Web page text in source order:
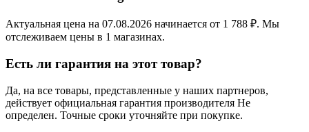
Актуальная цена на 07.08.2026 начинается от 1 788 ₽. Мы
отслеживаем цены в 1 магазинах.
Есть ли гарантия на этот товар?
Да, на все товары, представленные у наших партнеров,
действует официальная гарантия производителя Не
определен. Точные сроки уточняйте при покупке.